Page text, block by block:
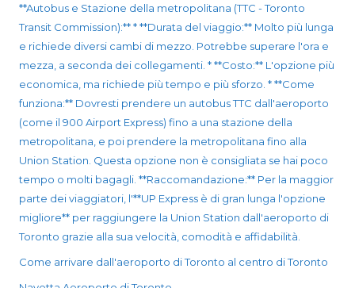
**Autobus e Stazione della metropolitana (TTC - Toronto
Transit Commission):** * **Durata del viaggio:** Molto più lunga
e richiede diversi cambi di mezzo. Potrebbe superare l'ora e
mezza, a seconda dei collegamenti. * **Costo:** L'opzione più
economica, ma richiede più tempo e più sforzo. * **Come
funziona:** Dovresti prendere un autobus TTC dall'aeroporto
(come il 900 Airport Express) fino a una stazione della
metropolitana, e poi prendere la metropolitana fino alla
Union Station. Questa opzione non è consigliata se hai poco
tempo o molti bagagli. **Raccomandazione:** Per la maggior
parte dei viaggiatori, l'**UP Express è di gran lunga l'opzione
migliore** per raggiungere la Union Station dall'aeroporto di
Toronto grazie alla sua velocità, comodità e affidabilità.
Come arrivare dall'aeroporto di Toronto al centro di Toronto